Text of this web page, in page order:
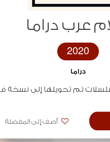
عرب دراما
2020
دراما
تم تحويلها إلى نسخة
أضف إلى المفضلة